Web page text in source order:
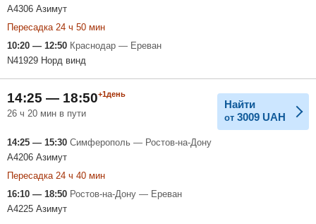
A4306 Азимут
Пересадка 24 ч 50 мин
10:20 — 12:50 Краснодар — Ереван
N41929 Норд винд
14:25 — 18:50+1день
26 ч 20 мин в пути
Найти
от 3009 UAH
14:25 — 15:30 Симферополь — Ростов-на-Дону
A4206 Азимут
Пересадка 24 ч 40 мин
16:10 — 18:50 Ростов-на-Дону — Ереван
A4225 Азимут